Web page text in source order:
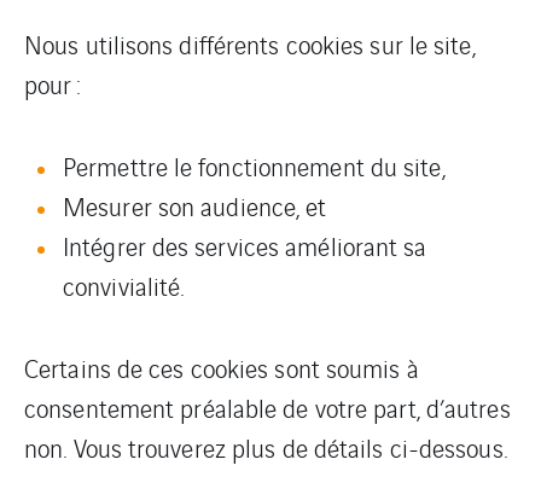
Nous utilisons différents cookies sur le site,
pour :
Permettre le fonctionnement du site,
Mesurer son audience, et
Intégrer des services améliorant sa
convivialité.
Certains de ces cookies sont soumis à
consentement préalable de votre part, d’autres
non. Vous trouverez plus de détails ci-dessous.